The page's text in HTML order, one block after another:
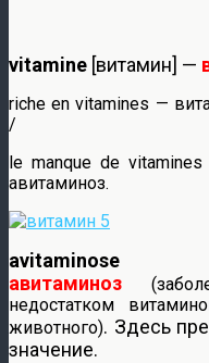
vitamine [витамин] —
riche en vitamines —
/
le manque de
авитаминоз.
avitaminose
авитаминоз
недостатком
животного). Здесь
значение.